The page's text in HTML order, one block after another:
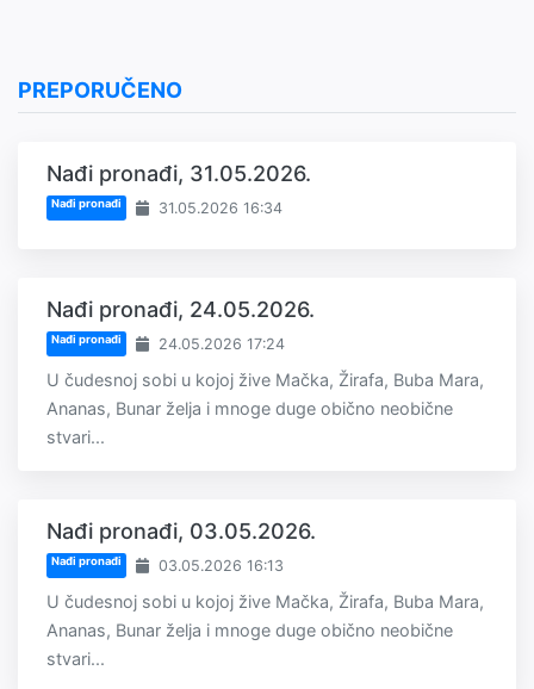
PREPORUČENO
Nađi pronađi, 31.05.2026.
Nađi pronađi 31.05.2026 16:34
Nađi pronađi, 24.05.2026.
Nađi pronađi 24.05.2026 17:24
U čudesnoj sobi u kojoj žive Mačka, Žirafa, Buba Mara,
Ananas, Bunar želja i mnoge duge obično neobične
stvari...
Nađi pronađi, 03.05.2026.
Nađi pronađi 03.05.2026 16:13
U čudesnoj sobi u kojoj žive Mačka, Žirafa, Buba Mara,
Ananas, Bunar želja i mnoge duge obično neobične
stvari...